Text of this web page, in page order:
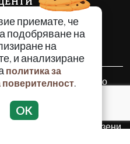
приемате, че
подобряване на
на
и анализиране
политика за
поверителност.
OK
ТЕМИ
на част или цялото
е забранено.
Всички права запазени.